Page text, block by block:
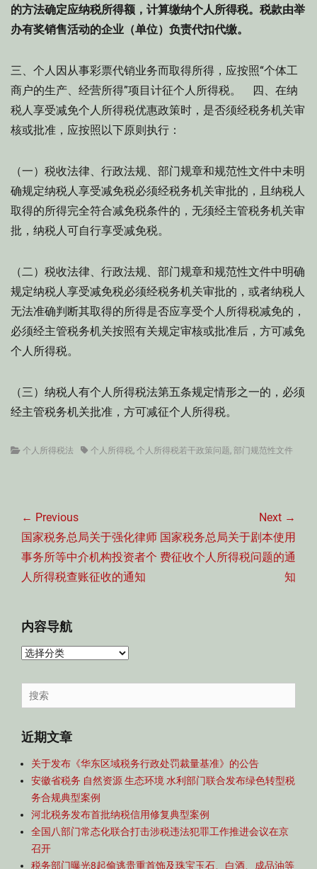
的方法确定应纳税所得额，计算缴纳个人所得税。税款由举
办有奖销售活动的企业（单位）负责代扣代缴。
三、个人因从事彩票代销业务而取得所得，应按照“个体工
商户的生产、经营所得”项目计征个人所得税。 四、在纳
税人享受减免个人所得税优惠政策时，是否须经税务机关审
核或批准，应按照以下原则执行：
（一）税收法律、行政法规、部门规章和规范性文件中未明
确规定纳税人享受减免税必须经税务机关审批的，且纳税人
取得的所得完全符合减免税条件的，无须经主管税务机关审
批，纳税人可自行享受减免税。
（二）税收法律、行政法规、部门规章和规范性文件中明确
规定纳税人享受减免税必须经税务机关审批的，或者纳税人
无法准确判断其取得的所得是否应享受个人所得税减免的，
必须经主管税务机关按照有关规定审核或批准后，方可减免
个人所得税。
（三）纳税人有个人所得税法第五条规定情形之一的，必须
经主管税务机关批准，方可减征个人所得税。
Categories
个人所得税法 Tags个人所得税, 个人所得税若干政策问题, 部门规范性文件
章
导
航
← Previous
Previous
post:
国家税务总局关于强化律师
事务所等中介机构投资者个
人所得税查账征收的通知
Next →
Next
post:
国家税务总局关于剧本使用
费征收个人所得税问题的通
知
内容导航
内
导
航
Search
for:
近期文章
关于发布《华东区域税务行政处罚裁量基准》的公告
安徽省税务 自然资源 生态环境 水利部门联合发布绿色转型税
务合规典型案例
河北税务发布首批纳税信用修复典型案例
全国八部门常态化联合打击涉税违法犯罪工作推进会议在京
召开
税务部门曝光8起偷逃贵重首饰及珠宝玉石、白酒、成品油等